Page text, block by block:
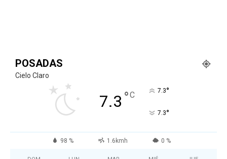
POSADAS
Cielo Claro
7.3 °C 7.3°
7.3°
98 % 1.6kmh 0 %